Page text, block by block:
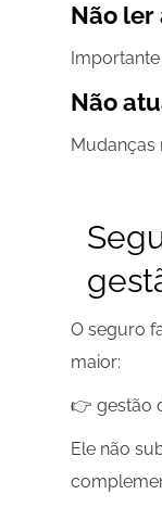
Não ler
Não
Mudanças
O seguro
maior:
👉 gestão
Ele não